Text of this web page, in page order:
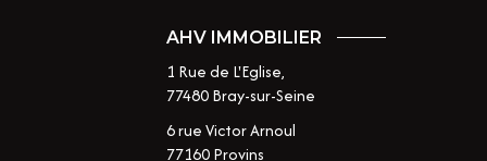
AHV IMMOBILIER
1 Rue de L'Eglise,
77480Bray-sur-Seine
6 rue Victor Arnoul
77160 Provins